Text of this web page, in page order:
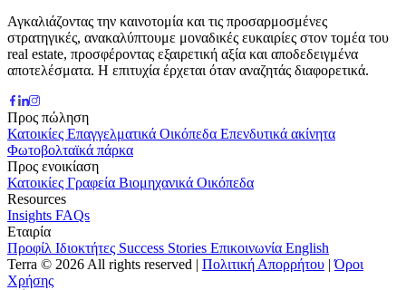
Αγκαλιάζοντας την καινοτομία και τις προσαρμοσμένες
στρατηγικές, ανακαλύπτουμε μοναδικές ευκαιρίες στον τομέα του
real estate, προσφέροντας εξαιρετική αξία και αποδεδειγμένα
αποτελέσματα. Η επιτυχία έρχεται όταν αναζητάς διαφορετικά.
Προς πώληση
Κατοικίες Επαγγελματικά Οικόπεδα Επενδυτικά ακίνητα
Φωτοβολταϊκά πάρκα
Προς ενοικίαση
Κατοικίες Γραφεία Βιομηχανικά Οικόπεδα
Resources
Insights FAQs
Εταιρία
Προφίλ Ιδιοκτήτες Success Stories Επικοινωνία English
Terra © 2026 All rights reserved | Πολιτική Απορρήτου |Όροι
Χρήσης